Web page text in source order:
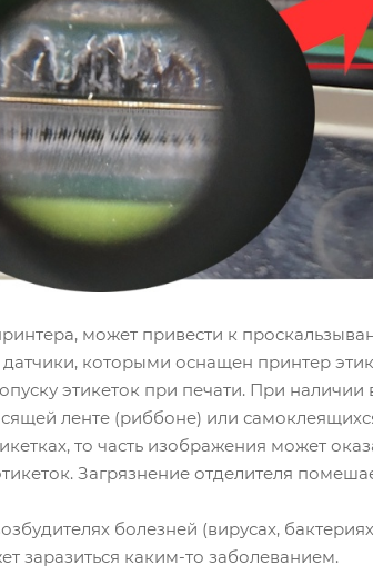
может привести к
датчики, которыми оснащен принтер
этикеток при печати. При
ленте (риббоне) или
то часть изображения может
Загрязнение отделителя
болезней (вирусах,
заразиться каким-то заболеванием.